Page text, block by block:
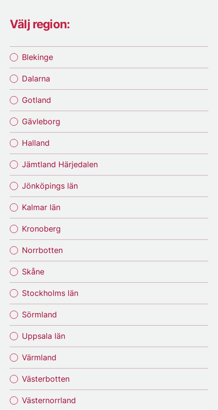
Välj region:
Blekinge
Dalarna
Gotland
Gävleborg
Halland
Jämtland Härjedalen
Jönköpings län
Kalmar län
Kronoberg
Norrbotten
Skåne
Stockholms län
Sörmland
Uppsala län
Värmland
Västerbotten
Västernorrland